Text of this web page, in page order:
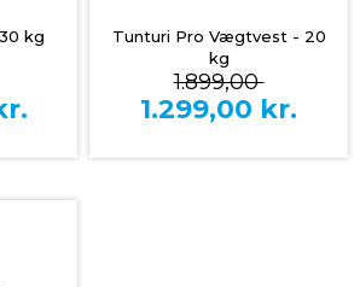
kg
Tunturi Pro Vægtvest - 20
kg
1.899,00
1.299,00 kr.